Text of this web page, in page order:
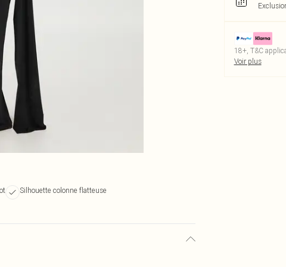
Silhouette colonne flatteuse
18+, T&C
Voir plus